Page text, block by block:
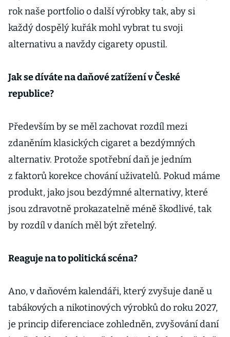
rok naše portfolio o další výrobky tak, aby si
každý dospělý kuřák mohl vybrat tu svoji
alternativu a navždy cigarety opustil.
Jak se díváte na daňové zatížení v České
republice?
Především by se měl zachovat rozdíl mezi
zdaněním klasických cigaret a bezdýmných
alternativ. Protože spotřební daň je jedním
z faktorů korekce chování uživatelů. Pokud máme
produkt, jako jsou bezdýmné alternativy, které
jsou zdravotně prokazatelně méně škodlivé, tak
by rozdíl v daních měl být zřetelný.
Reaguje na to politická scéna?
Ano, v daňovém kalendáři, který zvyšuje daně u
tabákových a nikotinových výrobků do roku 2027,
je princip diferenciace zohledněn, zvyšování daní